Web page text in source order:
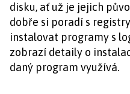
disku, ať už je jejich
dobře si poradí s
instalovat programy s
zobrazí detaily o
daný program využívá.